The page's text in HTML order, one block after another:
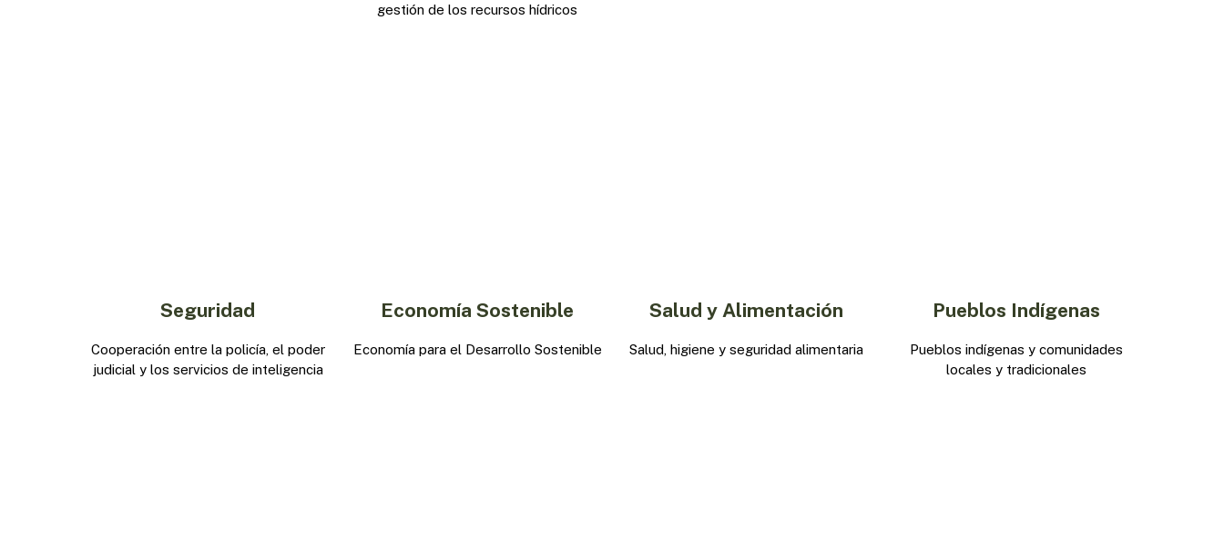
gestión de los recursos hídricos
Seguridad
Cooperación entre la policía, el poder
judicial y los servicios de inteligencia
Economía Sostenible
Economía para el Desarrollo Sostenible
Salud y Alimentación
Salud, higiene y seguridad alimentaria
Pueblos Indígenas
Pueblos indígenas y comunidades
locales y tradicionales